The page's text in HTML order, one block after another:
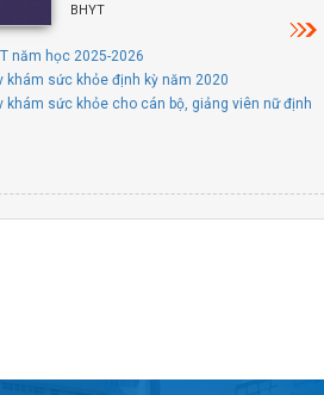
BHYT
năm học 2025-2026
khám sức khỏe định kỳ năm 2020
khám sức khỏe cho cán bộ, giảng viên nữ định